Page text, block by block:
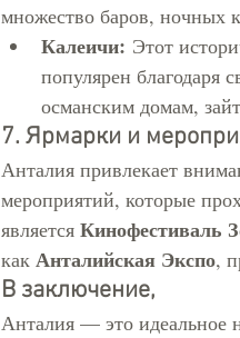
множество баров, ночных
Калеичи: Этот
популярен благодаря
османским домам,
7. Ярмарки и
Анталия привлекает
мероприятий, которые
является Кинофестиваль
как Анталийская Экспо,
В заключение,
Анталия — это идеальное